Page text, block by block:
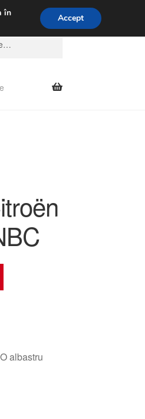
albastru
în
Accept